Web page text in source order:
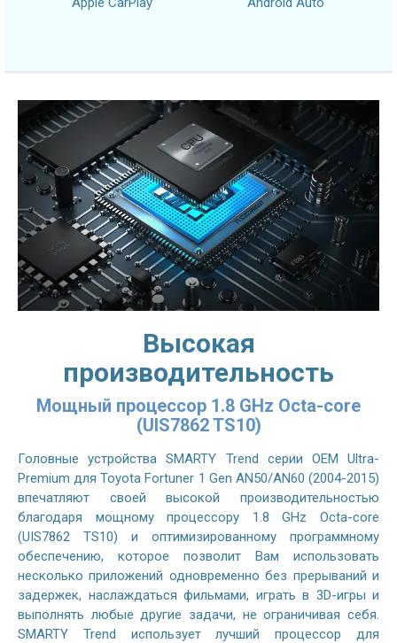
Высокая
производительность
Мощный процессор 1.8 GHz Octa-core
(UIS7862 TS10)
Головные устройства SMARTY Trend серии OEM Ultra-
Premium для Toyota Fortuner 1 Gen AN50/AN60 (2004-2015)
впечатляют своей высокой производительностью
благодаря мощному процессору 1.8 GHz Octa-core
(UIS7862 TS10) и оптимизированному программному
обеспечению, которое позволит Вам использовать
несколько приложений одновременно без прерываний и
задержек, наслаждаться фильмами, играть в 3D-игры и
выполнять любые другие задачи, не ограничивая себя.
SMARTY Trend использует лучший процессор для